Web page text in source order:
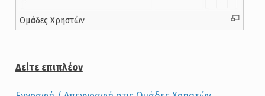
Ομάδες Χρηστών
Δείτε επιπλέον